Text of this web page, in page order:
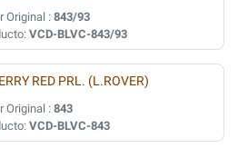
Original :843/93
VCD-BLVC-843/93
RED PRL. (L.ROVER)
Original :843
VCD-BLVC-843